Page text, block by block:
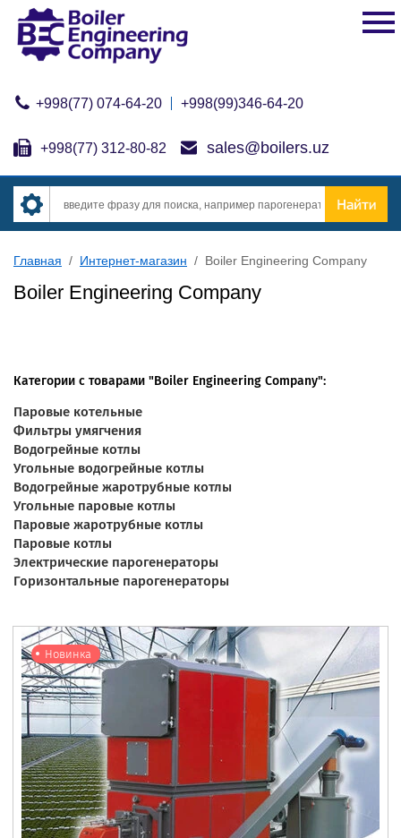
+998(77) 074-64-20 +998(99)346-64-20
+998(77) 312-80-82 sales@boilers.uz
Главная / Интернет-магазин / Boiler Engineering Company
Boiler Engineering Company
Категории с товарами "Boiler Engineering Company":
Паровые котельные
Фильтры умягчения
Водогрейные котлы
Угольные водогрейные котлы
Водогрейные жаротрубные котлы
Угольные паровые котлы
Паровые жаротрубные котлы
Паровые котлы
Электрические парогенераторы
Горизонтальные парогенераторы
Новинка